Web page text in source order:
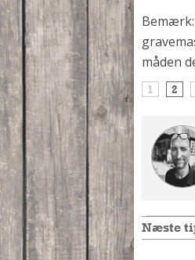
måden
1 2
Næste